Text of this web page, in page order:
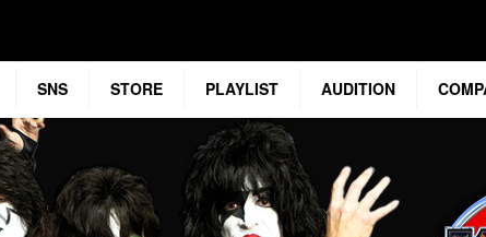
SNS STORE PLAYLIST AUDITION